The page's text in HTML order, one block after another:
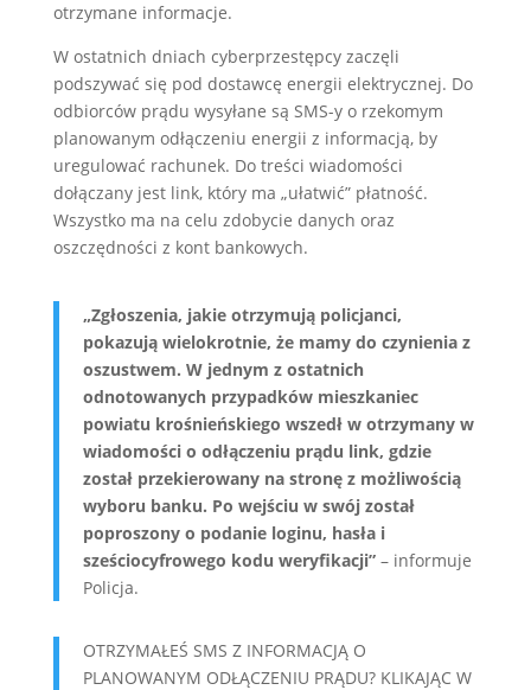
otrzymane informacje.
W ostatnich dniach cyberprzestępcy zaczęli
podszywać się pod dostawcę energii elektrycznej. Do
odbiorców prądu wysyłane są SMS-y o rzekomym
planowanym odłączeniu energii z informacją, by
uregulować rachunek. Do treści wiadomości
dołączany jest link, który ma „ułatwić” płatność.
Wszystko ma na celu zdobycie danych oraz
oszczędności z kont bankowych.
„Zgłoszenia, jakie otrzymują policjanci,
pokazują wielokrotnie, że mamy do czynienia z
oszustwem. W jednym z ostatnich
odnotowanych przypadków mieszkaniec
powiatu krośnieńskiego wszedł w otrzymany w
wiadomości o odłączeniu prądu link, gdzie
został przekierowany na stronę z możliwością
wyboru banku. Po wejściu w swój został
poproszony o podanie loginu, hasła i
sześciocyfrowego kodu weryfikacji” – informuje
Policja.
OTRZYMAŁEŚ SMS Z INFORMACJĄ O
PLANOWANYM ODŁĄCZENIU PRĄDU? KLIKAJĄC W